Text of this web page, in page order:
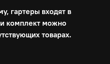
гартеры входят в
комплект можно
товарах.